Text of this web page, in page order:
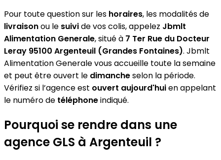
Pour toute question sur les horaires, les modalités de
livraisonou le suivide vos colis, appelez Jbmlt
Alimentation Generale, situé à 7 Ter Rue du Docteur
Leray 95100 Argenteuil (Grandes Fontaines). Jbmlt
Alimentation Generale vous accueille toute la semaine
et peut être ouvert le dimancheselon la période.
Vérifiez si l’agence est ouvert aujourd'huien appelant
le numéro de téléphoneindiqué.
Pourquoi se rendre dans une
agence GLS à Argenteuil ?